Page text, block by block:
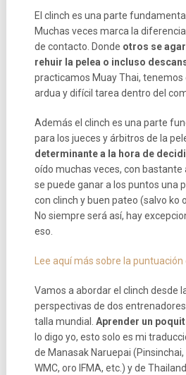
El clinch es una parte
Muchas veces marca la
de contacto. Donde otros se
rehuir la pelea o incluso
practicamos Muay Thai, tenemos
ardua y difícil tarea dentro del
Además el clinch es una parte
para los jueces y árbitros de la
determinante a la hora de
oído muchas veces, con bastante
se puede ganar a los puntos una
con clinch y buen pateo (salvo ko
No siempre será así, hay
eso.
Lee aquí más sobre la puntuación
Vamos a abordar el clinch desde
perspectivas de dos
talla mundial. Aprender un
lo digo yo, esto solo es mi
de Manasak Naruepai
WMC, oro IFMA, etc.) y de